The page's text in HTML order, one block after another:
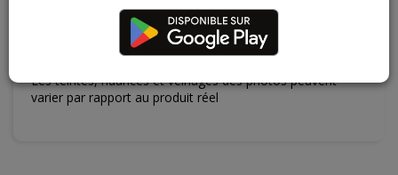
Contactez Diffusion Menuiserie pour obtenir le temps de
réapprovisionnement pour ce produit
Les teintes, nuances et veinages des photos peuvent
varier par rapport au produit réel